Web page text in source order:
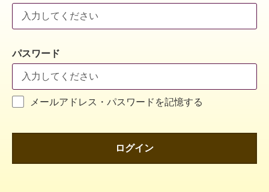
パスワード
メールアドレス・パスワードを記憶する
ログイン